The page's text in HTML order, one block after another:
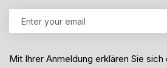
Mit Ihrer Anmeldung erklären Sie